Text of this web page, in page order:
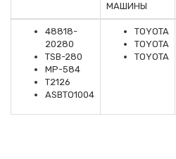
МАШИНЫ
48818-
20280
TSB-280
MP-584
T2126
ASBTO1004
TOYOTA
TOYOTA
TOYOTA